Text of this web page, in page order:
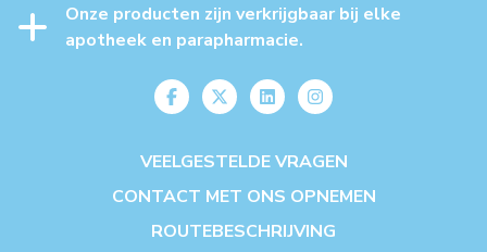
Onze producten zijn verkrijgbaar bij elke
apotheek en parapharmacie.
VEELGESTELDE VRAGEN
CONTACT MET ONS OPNEMEN
ROUTEBESCHRIJVING